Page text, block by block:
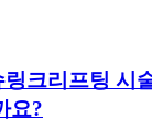
크리프팅 시
요?